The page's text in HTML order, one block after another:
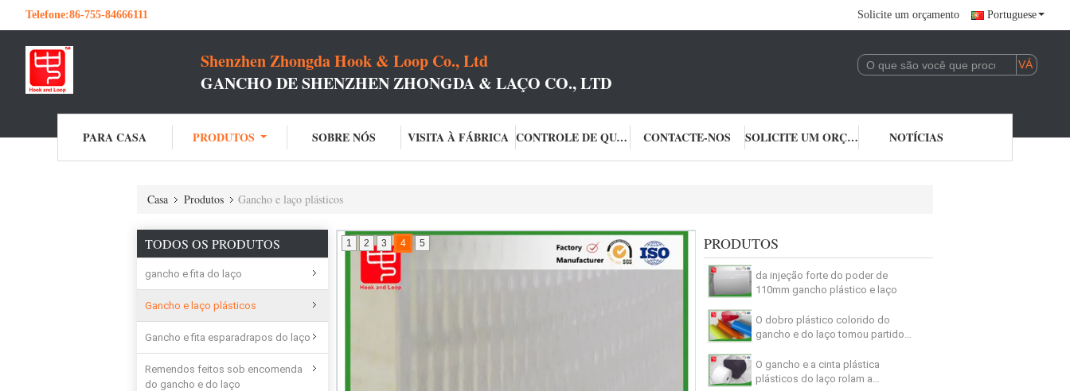
Telefone:86-755-84666111 Solicite um orçamento Portuguese
Shenzhen Zhongda Hook & Loop Co., Ltd
GANCHO DE SHENZHEN ZHONGDA & LAÇO CO., LTD
PARA CASA PRODUTOS SOBRE NÓS VISITA À FÁBRICA CONTROLE DE QUALIDADE CONTACTE-NOS SOLICITE UM ORÇAMENTO NOTÍCIAS
Casa Produtos Gancho e laço plásticos
TODOS OS PRODUTOS
gancho e fita do laço
Gancho e laço plásticos
Gancho e fita esparadrapos do laço
Remendos feitos sob encomenda
do gancho e do laço
1 2 3 4 5 PRODUTOS
da injeção forte do poder de
110mm gancho plástico e laço
O dobro plástico colorido do
gancho e do laço tomou partido
O gancho e a cinta plástica
plásticos do laço rolam a